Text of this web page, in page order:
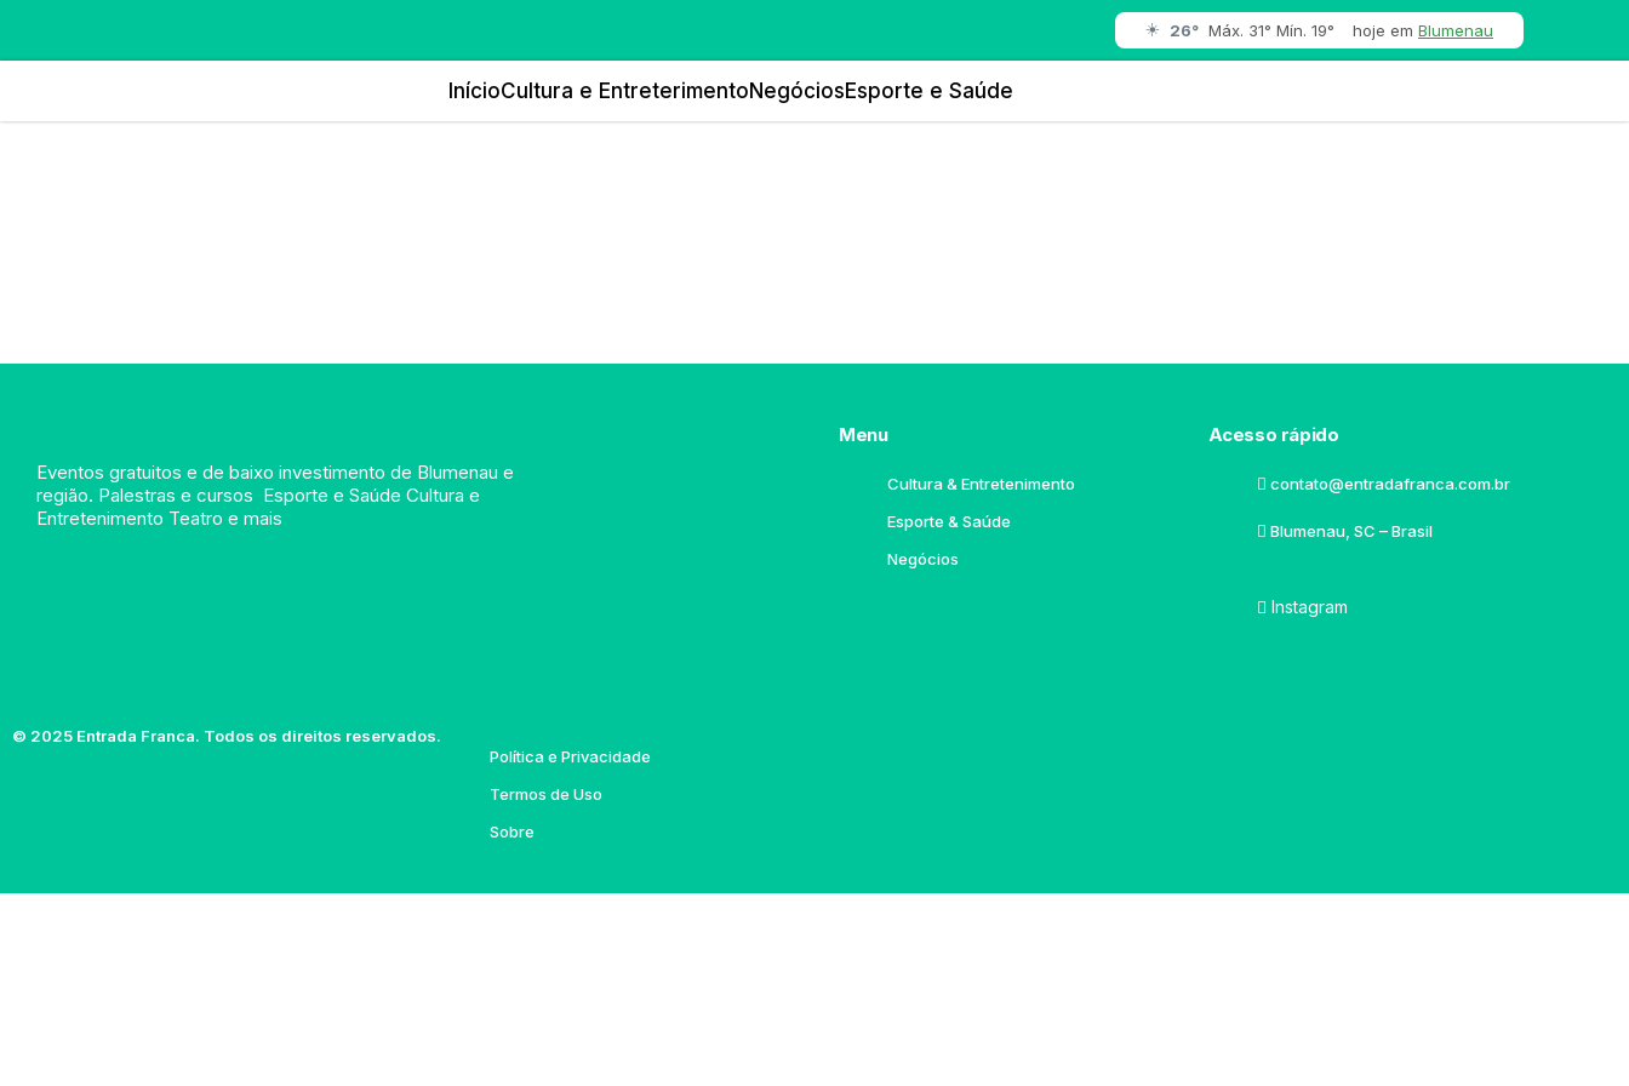
☀️ 26° Máx. 31° Mín. 19° hoje em Blumenau
InícioCultura e EntreterimentoNegóciosEsporte e Saúde
Eventos gratuitos e de baixo investimento de Blumenau e
região. Palestras e cursos Esporte e Saúde Cultura e
Entretenimento Teatro e mais
Menu
Cultura & Entretenimento
Esporte & Saúde
Negócios
Acesso rápido
contato@entradafranca.com.br
Blumenau, SC – Brasil
Instagram
© 2025 Entrada Franca. Todos os direitos reservados.
Política e Privacidade
Termos de Uso
Sobre